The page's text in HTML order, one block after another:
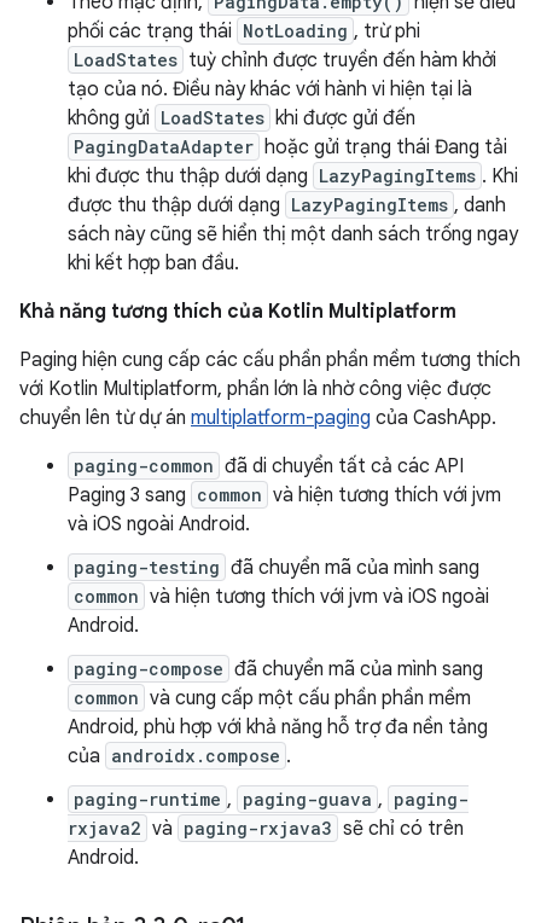
phối các trạng thái NotLoading , trừ phi
LoadStates tuỳ chỉnh được truyền đến hàm khởi
tạo của nó. Điều này khác với hành vi hiện tại là
không gửi LoadStates khi được gửi đến
PagingDataAdapter hoặc gửi trạng thái Đang tải
khi được thu thập dưới dạng LazyPagingItems . Khi
được thu thập dưới dạng LazyPagingItems , danh
sách này cũng sẽ hiển thị một danh sách trống ngay
khi kết hợp ban đầu.
Khả năng tương thích của Kotlin Multiplatform
Paging hiện cung cấp các cấu phần phần mềm tương thích
với Kotlin Multiplatform, phần lớn là nhờ công việc được
chuyển lên từ dự án multiplatform-paging của CashApp.
paging-common đã di chuyển tất cả các API
Paging 3 sang common và hiện tương thích với jvm
và iOS ngoài Android.
paging-testing đã chuyển mã của mình sang
common và hiện tương thích với jvm và iOS ngoài
Android.
paging-compose đã chuyển mã của mình sang
common và cung cấp một cấu phần phần mềm
Android, phù hợp với khả năng hỗ trợ đa nền tảng
của androidx.compose .
paging-runtime , paging-guava , paging-
rxjava2 và paging-rxjava3 sẽ chỉ có trên
Android.